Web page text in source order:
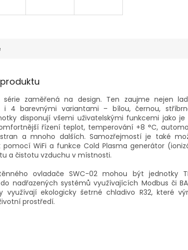
R
série zaměřená na design. Ten zaujme nejen
i 4 barevnými variantami – bílou, černou,
disponují všemi uživatelskými funkcemi jako
řízení teplot, temperování +8 °C,
a mnoho dalších. Samozřejmostí je také
pomocí WiFi a funkce Cold Plasma generátor
a čistotu vzduchu v místnosti.
ovladače SWC-02 mohou být jednotky
nadřazených systémů využívajících Modbus či
využívají ekologicky šetrné chladivo R32, které
prostředí.